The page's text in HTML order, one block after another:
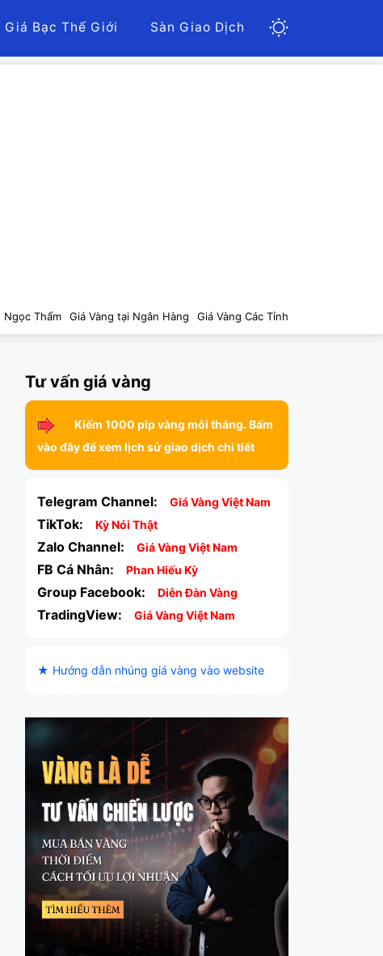
Giá Bạc Thế Giới Sàn Giao Dịch
Ngọc Thẩm Giá Vàng tại Ngân Hàng Giá Vàng Các Tỉnh
Tư vấn giá vàng
Kiếm 1000 pip vàng mỗi tháng. Bấm
vào đây để xem lịch sử giao dịch chi tiết
Telegram Channel: Giá Vàng Việt Nam
TikTok: Kỳ Nói Thật
Zalo Channel: Giá Vàng Việt Nam
FB Cá Nhân: Phan Hiếu Kỳ
Group Facebook: Diễn Đàn Vàng
TradingView: Giá Vàng Việt Nam
★ Hướng dẫn nhúng giá vàng vào website